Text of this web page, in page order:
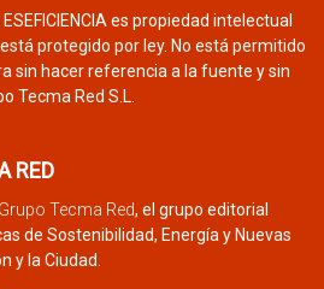
es propiedad intelectual
protegido por ley. No está permitido
sin hacer referencia a la fuente y sin
Tecma Red S.L.
RED
Grupo Tecma Red, el grupo editorial
de Sostenibilidad, Energía y Nuevas
y la Ciudad.